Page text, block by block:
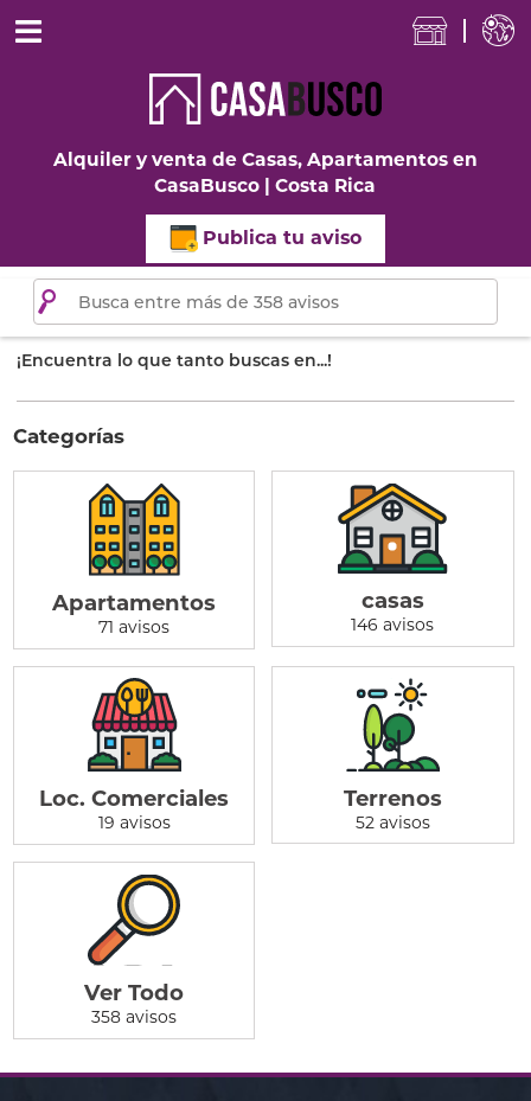
Alquiler y venta de Casas, Apartamentos en
CasaBusco | Costa Rica
Publica tu aviso
¡Encuentra lo que tanto buscas en...!
Categorías
Apartamentos
71 avisos
casas
146 avisos
Loc. Comerciales
19 avisos
Terrenos
52 avisos
Ver Todo
358 avisos